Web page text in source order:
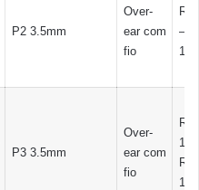
P2 3.5mm
Over-
ear com
fio
R$
–
100
P3 3.5mm
Over-
ear com
fio
R$
R$
160